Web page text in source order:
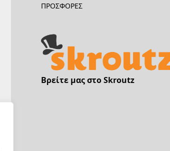
ΠΡΟΣΦΟΡΕΣ
Βρείτε μας στο Skroutz